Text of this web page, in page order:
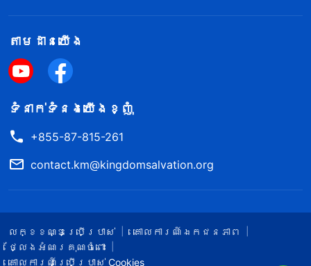
តាម​ដាន​យើង​
ទំនាក់​ទំនង​យើង​ខ្ញុំ
+855-87-815-261
contact.km@kingdomsalvation.org
លក្ខខណ្ឌ​ប្រើប្រាស់​
គោលការណ៍ឯកជនភាព
ថ្លែងអំណរគុណចំពោះ
គោលការណ៍ប្រើប្រាស់ Cookies